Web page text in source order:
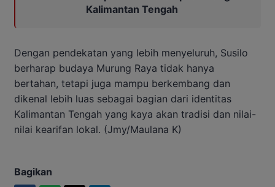
Kalimantan Tengah
Dengan pendekatan yang lebih menyeluruh, Susilo
berharap budaya Murung Raya tidak hanya
bertahan, tetapi juga mampu berkembang dan
dikenal lebih luas sebagai bagian dari identitas
Kalimantan Tengah yang kaya akan tradisi dan nilai-
nilai kearifan lokal. (Jmy/Maulana K)
Bagikan